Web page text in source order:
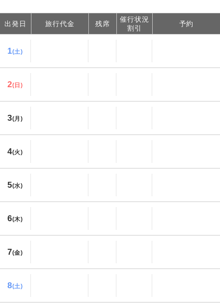
出発日 旅行代金 残席
催行状況
割引
予約
1(土)
2(日)
3(月)
4(火)
5(水)
6(木)
7(金)
8(土)